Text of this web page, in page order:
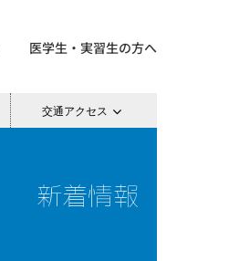
医学生・実習生の方へ
交通アクセス
新着情報